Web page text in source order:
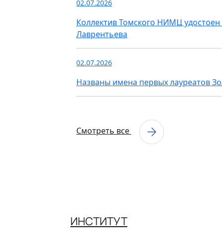
02.07.2026
Коллектив Томского НИМЦ
Лаврентьева
02.07.2026
Названы имена первых лауреатов
Смотреть все
ИНСТИТУТ